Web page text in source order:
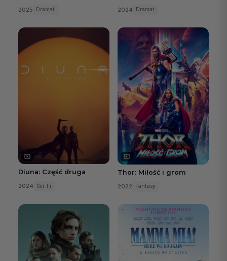
2025 Dramat 2024 Dramat
Diuna: Część druga
2024 Sci-Fi
Thor: Miłość i grom
2022 Fantasy